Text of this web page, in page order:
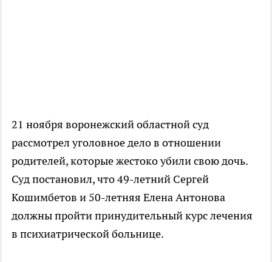
21 ноября воронежский областной суд
рассмотрел уголовное дело в отношении
родителей, которые жестоко убили свою дочь.
Суд постановил, что49-летний Сергей
Кошимбетов и 50-летняя Елена Антонова
должны пройти принудительный курс лечения
в психиатрической больнице.